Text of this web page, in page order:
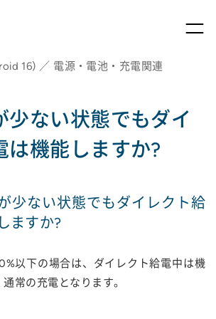
16) ／ 電源・電池・充電関連
少ない状態でもダイ
は機能しますか?
少ない状態でもダイレクト給
ますか?
以下の場合は、ダイレクト給電中は機
常の充電となります。